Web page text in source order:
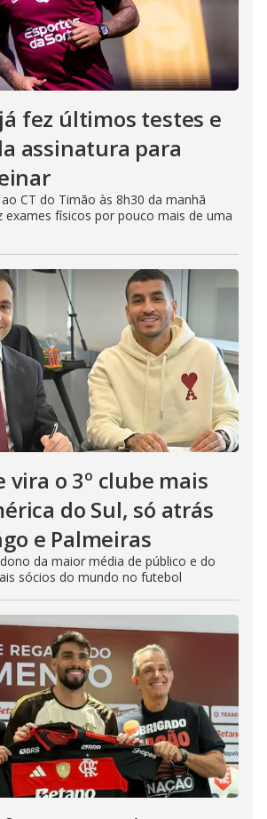
fez últimos testes e
assinatura para
CT do Timão às 8h30 da manhã
exames físicos por pouco mais de uma
vira o 3º clube mais
do Sul, só atrás
e Palmeiras
da maior média de público e do
sócios do mundo no futebol